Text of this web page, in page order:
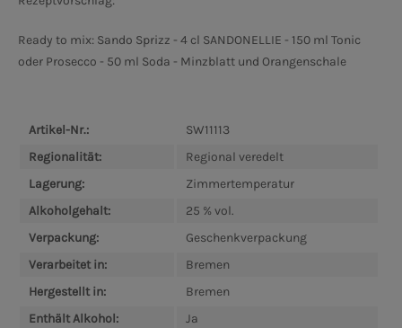
Ready to mix: Sando Sprizz - 4 cl SANDONELLIE - 150 ml Tonic
oder Prosecco - 50 ml Soda - Minzblatt und Orangenschale
Artikel-Nr.:
SW11113
Regionalität:
Regional veredelt
Lagerung:
Zimmertemperatur
Alkoholgehalt:
25 % vol.
Verpackung:
Geschenkverpackung
Verarbeitet in:
Bremen
Hergestellt in:
Bremen
Enthält Alkohol:
Ja